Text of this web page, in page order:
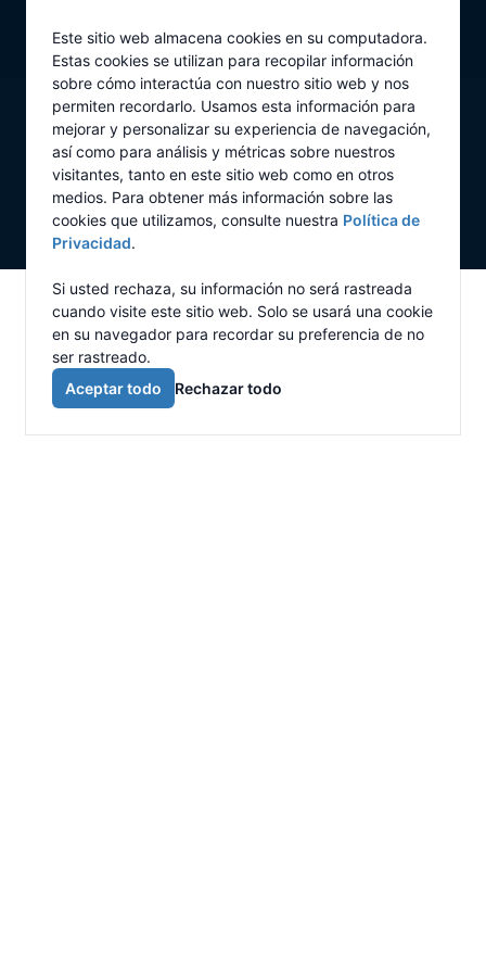
Este sitio web almacena cookies en su computadora.
Estas cookies se utilizan para recopilar información
sobre cómo interactúa con nuestro sitio web y nos
permiten recordarlo. Usamos esta información para
mejorar y personalizar su experiencia de navegación,
así como para análisis y métricas sobre nuestros
visitantes, tanto en este sitio web como en otros
medios. Para obtener más información sobre las
cookies que utilizamos, consulte nuestra Política de
Privacidad.
Si usted rechaza, su información no será rastreada
cuando visite este sitio web. Solo se usará una cookie
en su navegador para recordar su preferencia de no
ser rastreado.
Aceptar todo
Rechazar todo
Newcalgon
Open
Your Company
LinkedInYouTube
© 2026 - ALL RIGHTS RESERVED - NEWCALGON
POLÍTICA DE PRIVACIDAD